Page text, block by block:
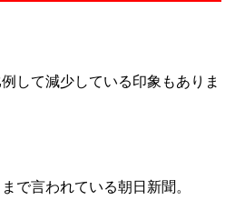
して減少している印象もありま
で言われている朝日新聞。